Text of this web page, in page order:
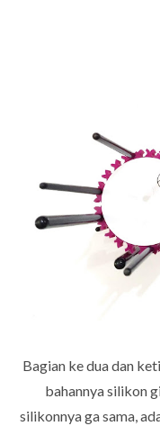
Bagian ke dua dan
bahannya silikon
silikonnya ga sama,